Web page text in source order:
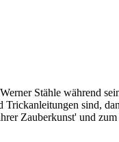
Stähle während
sind,
Zauberkunst' und